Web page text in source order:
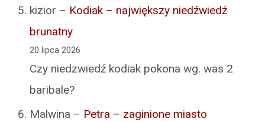
kizior – Kodiak – największy niedźwiedź
brunatny
20 lipca 2026
Czy niedzwiedź kodiak pokona wg. was 2
baribale?
Malwina – Petra – zaginione miasto